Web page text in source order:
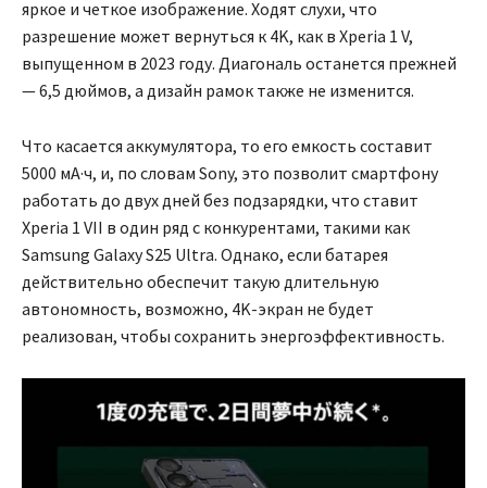
яркое и четкое изображение. Ходят слухи, что
разрешение может вернуться к 4K, как в Xperia 1 V,
выпущенном в 2023 году. Диагональ останется прежней
— 6,5 дюймов, а дизайн рамок также не изменится.
Что касается аккумулятора, то его емкость составит
5000 мА·ч, и, по словам Sony, это позволит смартфону
работать до двух дней без подзарядки, что ставит
Xperia 1 VII в один ряд с конкурентами, такими как
Samsung Galaxy S25 Ultra. Однако, если батарея
действительно обеспечит такую длительную
автономность, возможно, 4K-экран не будет
реализован, чтобы сохранить энергоэффективность.